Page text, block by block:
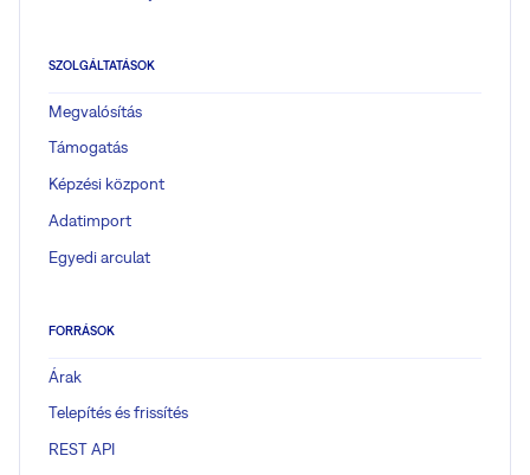
SZOLGÁLTATÁSOK
Megvalósítás
Támogatás
Képzési központ
Adatimport
Egyedi arculat
FORRÁSOK
Árak
Telepítés és frissítés
REST API